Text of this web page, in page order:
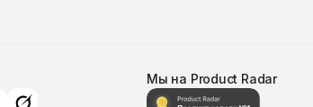
Мы на Product Radar